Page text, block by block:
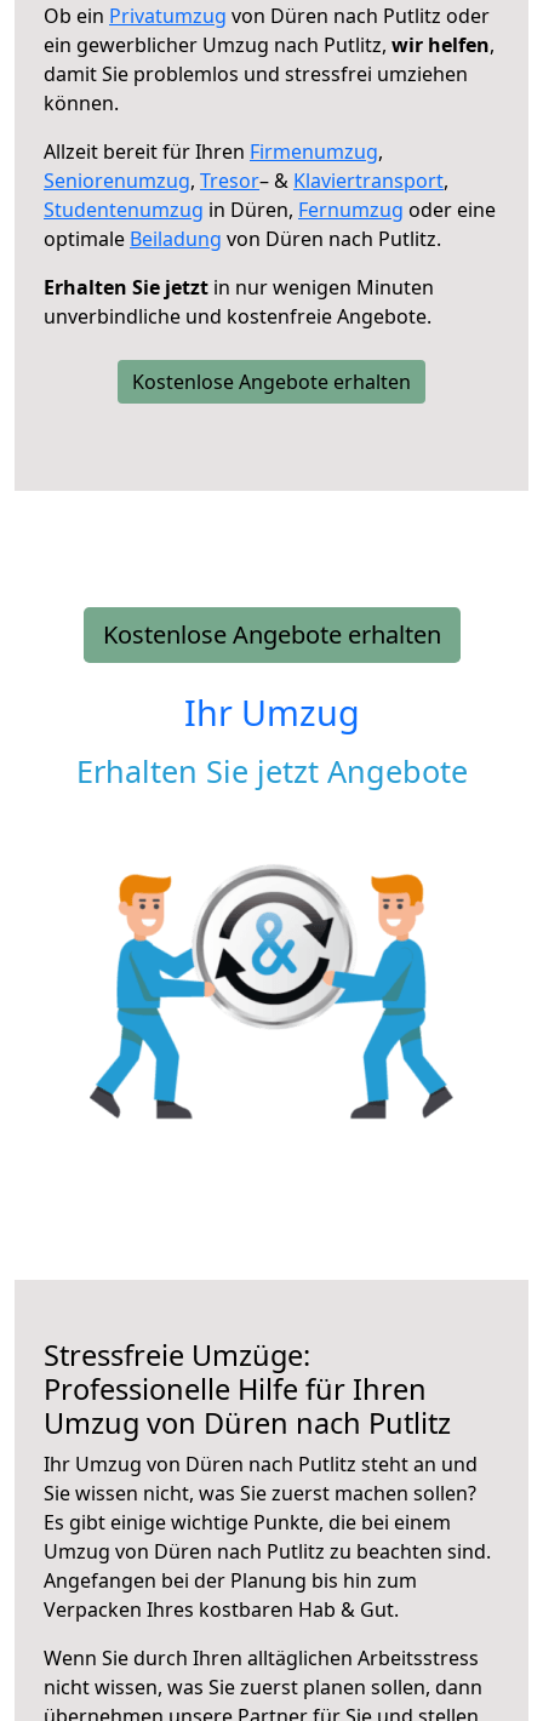
Ob ein Privatumzug von Düren nach Putlitz oder
ein gewerblicher Umzug nach Putlitz, wir helfen,
damit Sie problemlos und stressfrei umziehen
können.
Allzeit bereit für Ihren Firmenumzug,
Seniorenumzug, Tresor– & Klaviertransport,
Studentenumzug in Düren, Fernumzug oder eine
optimale Beiladung von Düren nach Putlitz.
Erhalten Sie jetzt in nur wenigen Minuten
unverbindliche und kostenfreie Angebote.
Kostenlose Angebote erhalten
Kostenlose Angebote erhalten
Ihr Umzug
Erhalten Sie jetzt Angebote
Stressfreie Umzüge:
Professionelle Hilfe für Ihren
Umzug von Düren nach Putlitz
Ihr Umzug von Düren nach Putlitz steht an und
Sie wissen nicht, was Sie zuerst machen sollen?
Es gibt einige wichtige Punkte, die bei einem
Umzug von Düren nach Putlitz zu beachten sind.
Angefangen bei der Planung bis hin zum
Verpacken Ihres kostbaren Hab & Gut.
Wenn Sie durch Ihren alltäglichen Arbeitsstress
nicht wissen, was Sie zuerst planen sollen, dann